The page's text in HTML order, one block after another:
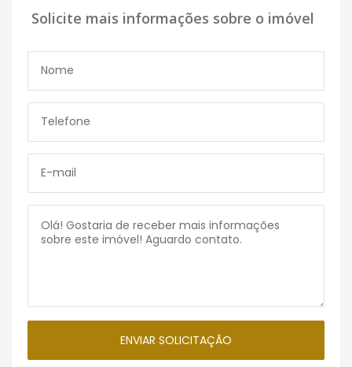
Solicite mais informações sobre o imóvel